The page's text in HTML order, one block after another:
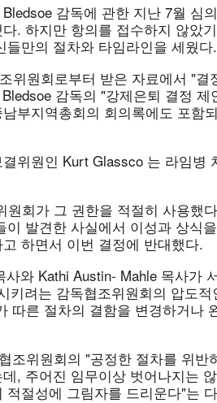
감독에 관한 지난 7월 심
. 하지만 항의를 접수하지 않았
들만의 절차와 타임라인을 세웠다
위원회로부터 받은 자료에서 "
감독의 "강제은퇴 결정
부지역총회의 회의록에도 포함
위원인 Kurt Glassco 는 라임병
원회가 그 권한을 적절히 사용했
이 발견한 사실에서 이성과 상식
하면서 이번 결정에 반대했다.
사와 Kathi Austin- Mahle 목사가
키려는 감독협조위원회의 압도
따른 절차의 결함을 변경하거나
조위원회의 "공정한 절차를 위
, 주어진 임무이상 벗어나지는
적절성에 그림자를 드리운다"는